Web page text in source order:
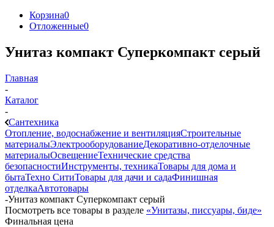
Корзина0
Отложенные0
Унитаз компакт Суперкомпакт серый
Главная
-
Каталог
-
Сантехника
Отопление, водоснабжение и вентиляцияСтроительные
материалыЭлектрооборудованиеДекоративно-отделочные
материалыОсвещениеТехнические средства
безопасностиИнструменты, техникаТовары для дома и
бытаТехно СитиТовары для дачи и садаФинишная
отделкаАвтотовары
-Унитаз компакт Суперкомпакт серый
Посмотреть все товары в разделе «Унитазы, писсуары, биде»
Финальная цена